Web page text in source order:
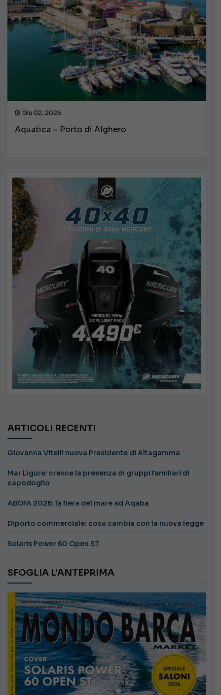
Giu 02, 2026
Aquatica – Porto di Alghero
ARTICOLI RECENTI
Giovanna Vitelli nuova Presidente di Altagamma
Mar Ligure: cresce la presenza di gruppi familiari di
capodoglio
ABOFA 2026: la fiera del mare ad Aqaba
Diporto commerciale: cosa cambia con la nuova legge
Solaris Power 60 Open ST
SFOGLIA L’ANTEPRIMA